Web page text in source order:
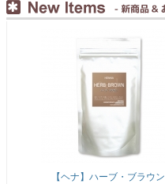
【ヘナ】ハーブ・ブラウン